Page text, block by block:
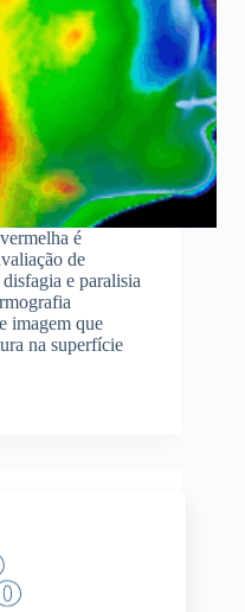
é
de
e paralisia
imagem que
na superfície
o Consultório